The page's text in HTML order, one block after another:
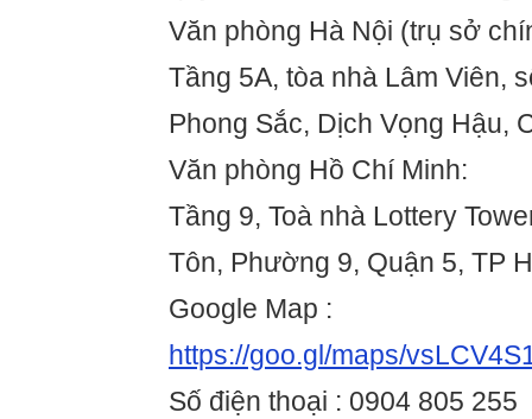
Văn phòng Hà Nội (trụ sở
Tầng 5A, tòa nhà Lâm Viên,
Phong Sắc, Dịch Vọng Hậu,
Văn phòng Hồ Chí Minh:
Tầng 9, Toà nhà Lottery
Tôn, Phường 9, Quận 5, TP
Google Map :
https://goo.gl/maps/
Số điện thoại : 0904 805 255